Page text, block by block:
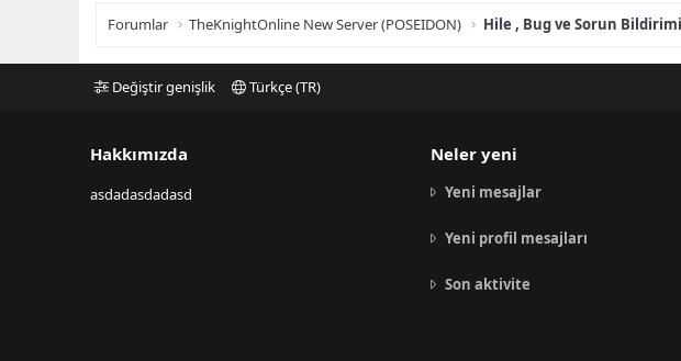
Forumlar TheKnightOnline New Server (POSEIDON) Hile , Bug ve Sorun
Değiştir genişlik Türkçe (TR)
Hakkımızda
asdadasdadasd
Neler yeni
Yeni mesajlar
Yeni profil mesajları
Son aktivite